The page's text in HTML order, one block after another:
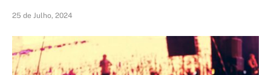
25 de Julho, 2024